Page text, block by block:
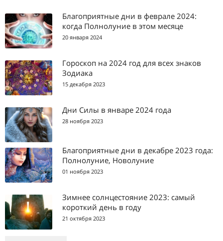
Благоприятные дни в феврале 2024:
когда Полнолуние в этом месяце
20 января 2024
Гороскоп на 2024 год для всех знаков
Зодиака
15 декабря 2023
Дни Силы в январе 2024 года
28 ноября 2023
Благоприятные дни в декабре 2023 года:
Полнолуние, Новолуние
01 ноября 2023
Зимнее солнцестояние 2023: самый
короткий день в году
21 октября 2023